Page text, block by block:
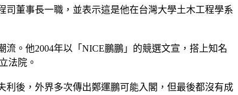
董事長一職，並表示這是他在台灣大學土木工程學系
。他2004年以「NICE鵬鵬」的競選文宣，搭上知名
法院。
利後，外界多次傳出鄭運鵬可能入閣，但最後都沒有成